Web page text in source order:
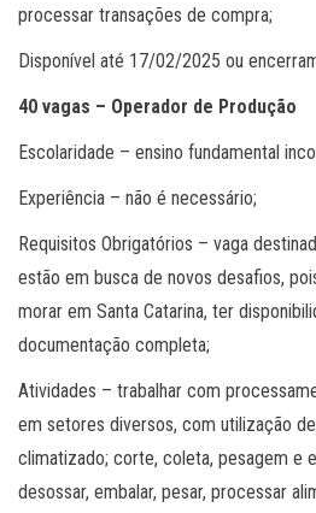
processar transações de compra;
Disponível até 17/02/2025 ou
40 vagas – Operador de Produção
Escolaridade – ensino fundamental
Experiência – não é necessário;
Requisitos Obrigatórios – vaga
estão em busca de novos desafios,
morar em Santa Catarina, ter
documentação completa;
Atividades – trabalhar com
em setores diversos, com utilização
climatizado; corte, coleta, pesagem e
desossar, embalar, pesar, processar